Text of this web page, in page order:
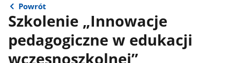
Powrót
Szkolenie „Innowacje
pedagogiczne w edukacji